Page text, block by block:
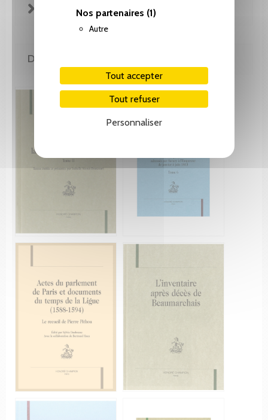
Nos partenaires (1)
Autre
Tout accepter
Tout refuser
Personnaliser
FICHE TECHNIQUE
DE LA MÊME COLLECTION